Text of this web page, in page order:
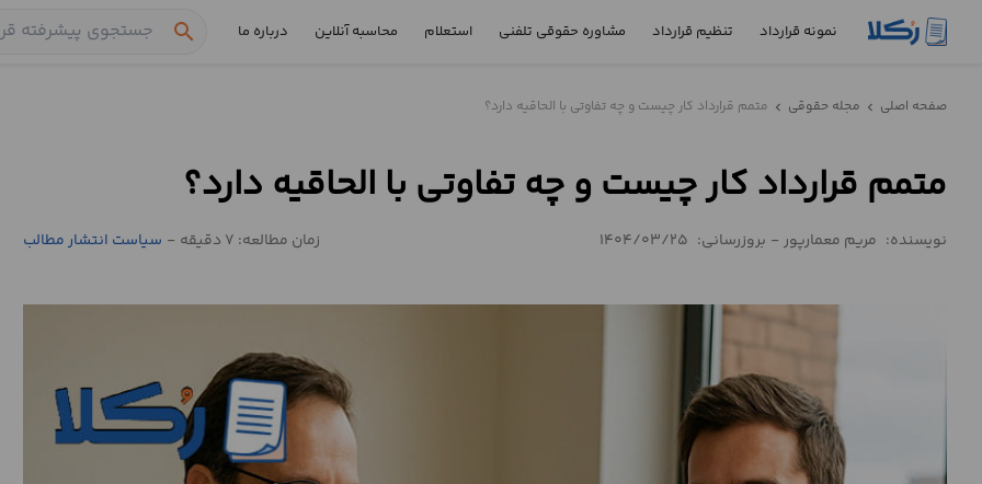
نمونه قرارداد تنظیم قرارداد مشاوره حقوقی تلفنی استعلام محاسبه آنلاین درباره ما search
قرارداد
تنظیم
محاسبه
آنلاین
صفحه اصلی chevron_left مجله حقوقی chevron_left متمم قرارداد کار چیست و چه تفاوتی با الحاقیه دارد؟
متمم قرارداد کار چیست و چه تفاوتی با الحاقیه دارد؟
نویسنده: مریم معمارپور - بروزرسانی: 1404/03/25 زمان مطالعه: 7 دقیقه - سیاست انتشار مطالب